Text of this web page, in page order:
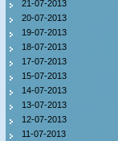
21-07-2013
20-07-2013
19-07-2013
18-07-2013
17-07-2013
15-07-2013
14-07-2013
13-07-2013
12-07-2013
11-07-2013